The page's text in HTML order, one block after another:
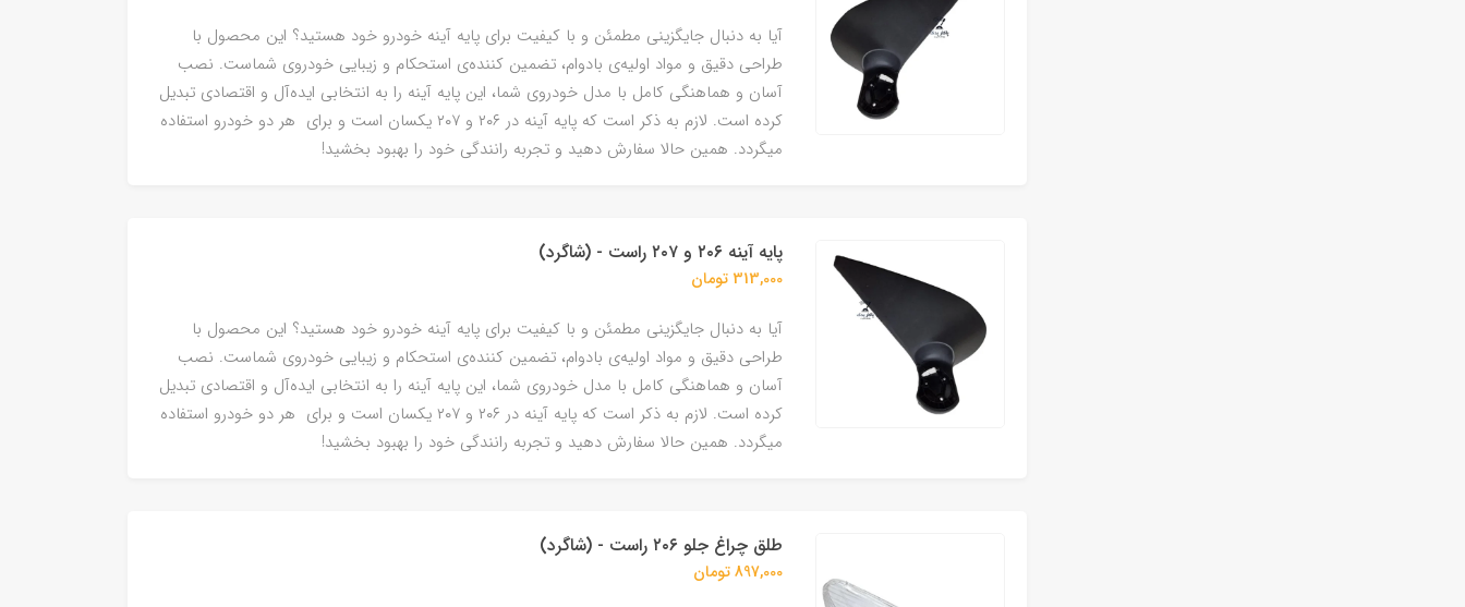
آیا به دنبال جایگزینی مطمئن و با کیفیت برای پایه آینه خودرو خود هستید؟ این محصول با
طراحی دقیق و مواد اولیه‌ی بادوام، تضمین کننده‌ی استحکام و زیبایی خودروی شماست. نصب
آسان و هماهنگی کامل با مدل خودروی شما، این پایه آینه را به انتخابی ایده‌آل و اقتصادی تبدیل
کرده است. لازم به ذکر است که پایه آینه در ۲۰۶ و ۲۰۷ یکسان است و برای هر دو خودرو استفاده
میگردد. همین حالا سفارش دهید و تجربه رانندگی خود را بهبود بخشید!
پایه آینه ۲۰۶ و ۲۰۷ راست - (شاگرد)
313,000 تومان
آیا به دنبال جایگزینی مطمئن و با کیفیت برای پایه آینه خودرو خود هستید؟ این محصول با
طراحی دقیق و مواد اولیه‌ی بادوام، تضمین کننده‌ی استحکام و زیبایی خودروی شماست. نصب
آسان و هماهنگی کامل با مدل خودروی شما، این پایه آینه را به انتخابی ایده‌آل و اقتصادی تبدیل
کرده است. لازم به ذکر است که پایه آینه در ۲۰۶ و ۲۰۷ یکسان است و برای هر دو خودرو استفاده
میگردد. همین حالا سفارش دهید و تجربه رانندگی خود را بهبود بخشید!
طلق چراغ جلو ۲۰۶ راست - (شاگرد)
897,000 تومان